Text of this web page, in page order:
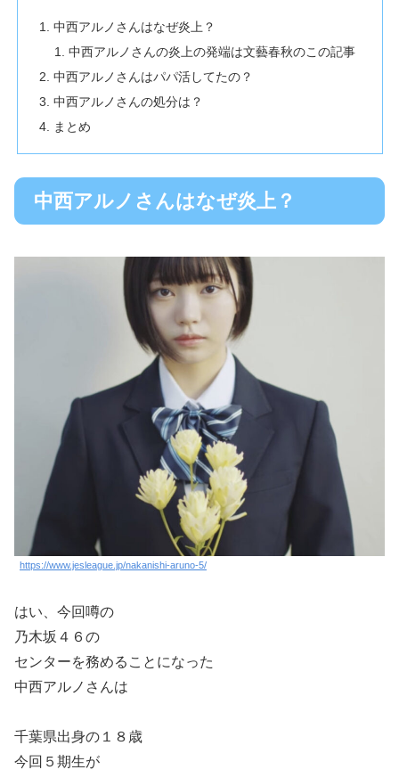
中西アルノさんはなぜ炎上？
中西アルノさんの炎上の発端は文藝春秋のこの記事
中西アルノさんはパパ活してたの？
中西アルノさんの処分は？
まとめ
中西アルノさんはなぜ炎上？
https://www.jesleague.jp/nakanishi-aruno-5/
はい、今回噂の
乃木坂４６の
センターを務めることになった
中西アルノさんは
千葉県出身の１８歳
今回５期生が